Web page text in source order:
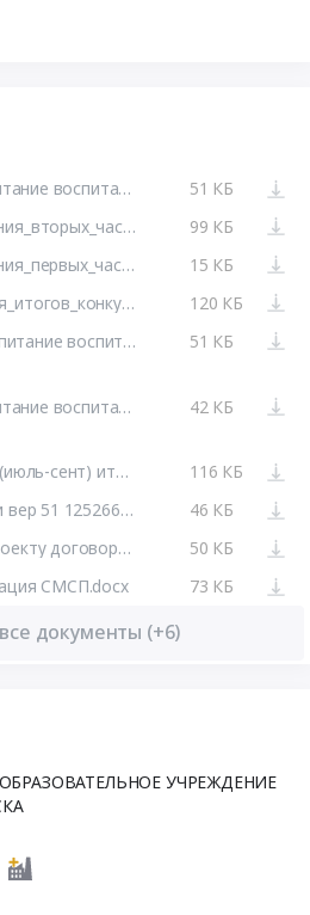
2. Ответ на запрос (питание воспитанников Можайский мо).doc
51 КБ
Протокол_рассмотрения_вторых_частей_заявок_конкурса_1_или_более_рассматривается_1_или_более_допущено_(системный).docx_с_данными_эл.подписей.pdf
99 КБ
Протокол_рассмотрения_первых_частей_заявок_на_участие_в_конкурсе_(допущено_1_и_более)_(системный).docx
15 КБ
Протокол_подведения_итогов_конкурса_(1_и_более_подано,_1_и_более_допущено)_(системный).docx_с_данными_эл.подписей.pdf
120 КБ
3. Ответ на запрос 3 (питание воспитанников).doc
51 КБ
1. Ответ на запрос (питание воспитанников Можайский мо).doc 42 КБ
НМЦК 223-фз на мес. (июль-сент) итог.pdf
116 КБ
Умный договор услуги вер 51 12526682 2026 06 08-17 20.docx
46 КБ
Приложение ПИК к проекту договора 12526682 2026 06 08-17 20 (МСК).docx
50 КБ
СМСП.docx
73 КБ
документы (+6)
УЧРЕЖДЕНИЕ